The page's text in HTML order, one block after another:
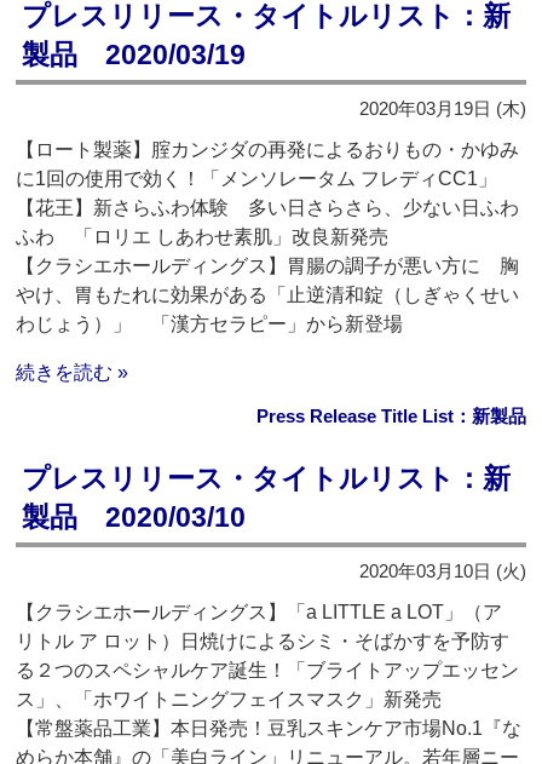
プレスリリース・タイトルリスト：新
製品 2020/03/19
2020年03月19日 (木)
【ロート製薬】腟カンジダの再発によるおりもの・かゆみ
に1回の使用で効く！「メンソレータム フレディCC1」
【花王】新さらふわ体験 多い日さらさら、少ない日ふわ
ふわ 「ロリエ しあわせ素肌」改良新発売
【クラシエホールディングス】胃腸の調子が悪い方に 胸
やけ、胃もたれに効果がある「止逆清和錠（しぎゃくせい
わじょう）」 「漢方セラピー」から新登場
続きを読む »
Press Release Title List：新製品
プレスリリース・タイトルリスト：新
製品 2020/03/10
2020年03月10日 (火)
【クラシエホールディングス】「a LITTLE a LOT」（ア
リトル ア ロット）日焼けによるシミ・そばかすを予防す
る２つのスペシャルケア誕生！「ブライトアップエッセン
ス」、「ホワイトニングフェイスマスク」新発売
【常盤薬品工業】本日発売！豆乳スキンケア市場No.1『な
めらか本舗』の「美白ライン」リニューアル。若年層ニー